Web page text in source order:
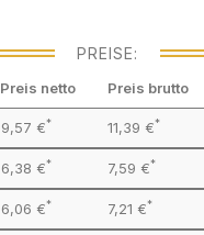
PREISE:
Preis netto Preis brutto
9,57 €* 11,39 €*
6,38 €* 7,59 €*
6,06 €* 7,21 €*